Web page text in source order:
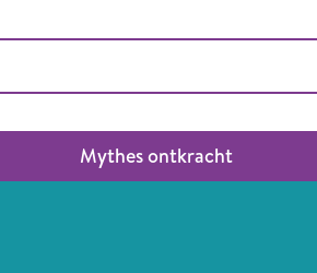
Mythes ontkracht